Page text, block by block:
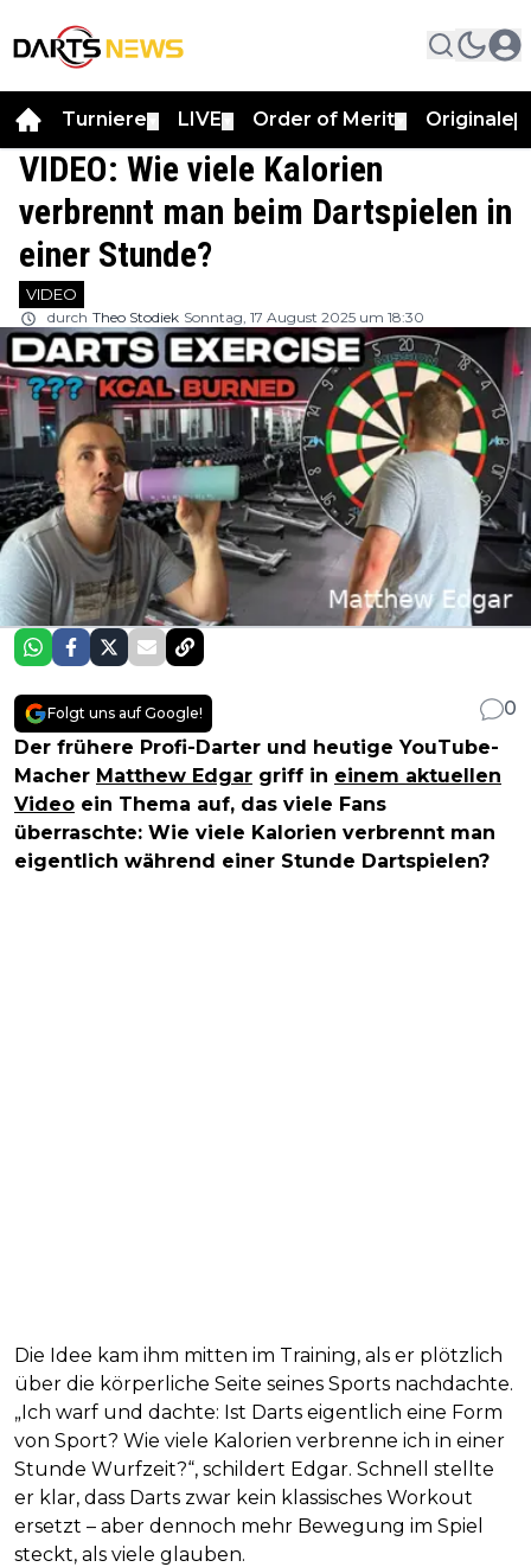
Turniere LIVE Order of Merit Originale
VIDEO: Wie viele Kalorien
verbrennt man beim Dartspielen in
einer Stunde?
VIDEO
durch Theo Stodiek Sonntag, 17 August 2025 um 18:30
Folgt uns auf Google!
0
Der frühere Profi-Darter und heutige YouTube-
Macher Matthew Edgar griff in einem aktuellen
Video ein Thema auf, das viele Fans
überraschte: Wie viele Kalorien verbrennt man
eigentlich während einer Stunde Dartspielen?
Die Idee kam ihm mitten im Training, als er plötzlich
über die körperliche Seite seines Sports nachdachte.
„Ich warf und dachte: Ist Darts eigentlich eine Form
von Sport? Wie viele Kalorien verbrenne ich in einer
Stunde Wurfzeit?“, schildert Edgar. Schnell stellte
er klar, dass Darts zwar kein klassisches Workout
ersetzt – aber dennoch mehr Bewegung im Spiel
steckt, als viele glauben.